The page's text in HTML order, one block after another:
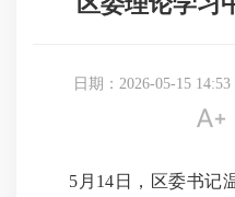
日期：2026-05-15 14:53

5月14日，区委书记温